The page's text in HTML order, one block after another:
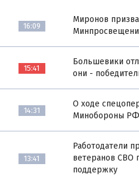
16:09
Миронов
15:41
Большевики
они -
14:31
О ходе
Минобороны РФ
13:41
Работодатели
ветеранов СВО
поддержку